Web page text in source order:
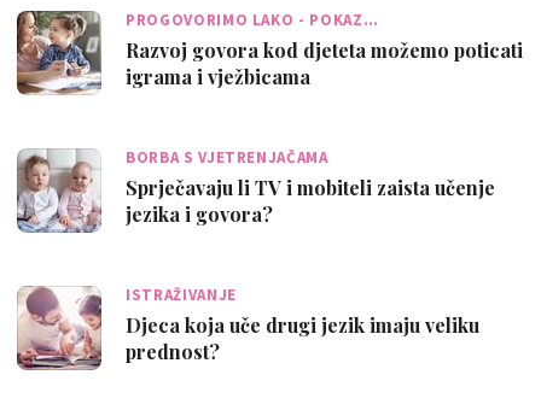
PROGOVORIMO LAKO - POKAZ…
Razvoj govora kod djeteta možemo poticati
igrama i vježbicama
BORBA S VJETRENJAČAMA
Sprječavaju li TV i mobiteli zaista učenje
jezika i govora?
ISTRAŽIVANJE
Djeca koja uče drugi jezik imaju veliku
prednost?